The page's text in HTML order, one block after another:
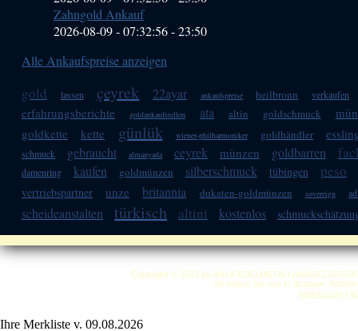
Zahngold Ankauf
2026-08-09 - 07:32:56-23:50
Alle Ankaufspreise anzeigen
gold lassen çeyrek 22ayar ankaufspreise heilbronn verkaufen
erfahrungsberichte goldankaufstellen ata altin goldschmuck
goldkette
kette günlük wiener-philharmoniker goldhändler
schmuck gebraucht almanyada ceyrek münzen goldbarren
damenring kaufen goldmünzen silberschmuck tübingen peso
vertriebspartner unze britannia dukaten-goldmünzen sovereign
scheideanstalten türkisch altini kostenlos
Copyright © 2012 by ANKA
So finden Sie uns in Stuttgart:
Impressum|
Ihre Merkliste v. 09.08.2026